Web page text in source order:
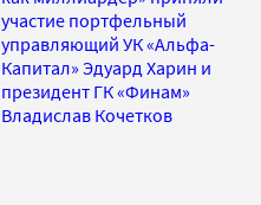
участие портфельный
управляющий УК «Альфа-
Капитал» Эдуард Харин и
президент ГК «Финам»
Владислав Кочетков